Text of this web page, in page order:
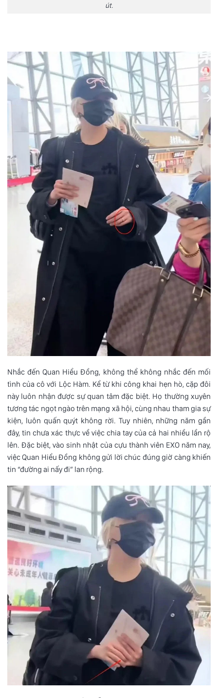
út.
Nhắc đến Quan Hiểu Đồng, không thể không nhắc đến mối
tình của cô với Lộc Hàm. Kể từ khi công khai hẹn hò, cặp đôi
này luôn nhận được sự quan tâm đặc biệt. Họ thường xuyên
tương tác ngọt ngào trên mạng xã hội, cùng nhau tham gia sự
kiện, luôn quấn quýt không rời. Tuy nhiên, những năm gần
đây, tin chưa xác thực về việc chia tay của cả hai nhiều lần rộ
lên. Đặc biệt, vào sinh nhật của cựu thành viên EXO năm nay,
việc Quan Hiểu Đồng không gửi lời chúc đúng giờ càng khiến
tin “đường ai nấy đi” lan rộng.